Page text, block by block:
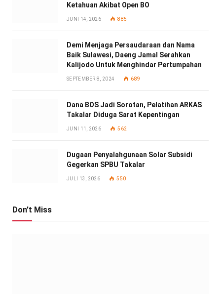
Ketahuan Akibat Open BO
JUNI 14, 2026 885
Demi Menjaga Persaudaraan dan Nama
Baik Sulawesi, Daeng Jamal Serahkan
Kalijodo Untuk Menghindar Pertumpahan
SEPTEMBER 8, 2024 689
Dana BOS Jadi Sorotan, Pelatihan ARKAS
Takalar Diduga Sarat Kepentingan
JUNI 11, 2026 562
Dugaan Penyalahgunaan Solar Subsidi
Gegerkan SPBU Takalar
JULI 13, 2026 550
Don't Miss